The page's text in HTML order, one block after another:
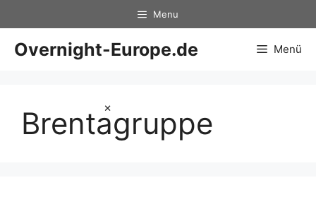
×
Inhalt
springen
Menu
Overnight-Europe.de Menü
Brentagruppe